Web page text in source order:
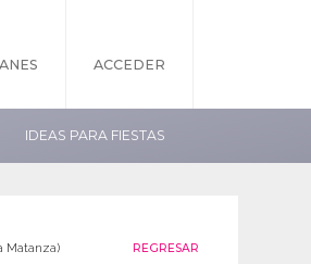
ACCEDER
IDEAS PARA FIESTAS
REGRESAR
Matanza)